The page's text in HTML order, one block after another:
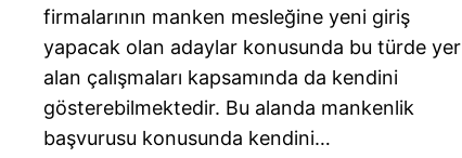
firmalarının manken mesleğine yeni giriş
yapacak olan adaylar konusunda bu türde yer
alan çalışmaları kapsamında da kendini
gösterebilmektedir. Bu alanda mankenlik
başvurusu konusunda kendini…